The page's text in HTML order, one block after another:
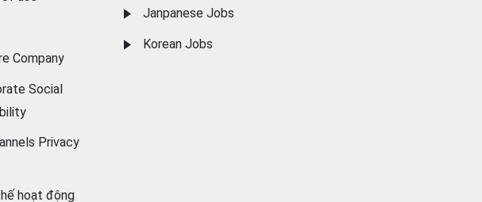
Company
Social
Privacy
hoạt động
Janpanese Jobs
Korean Jobs